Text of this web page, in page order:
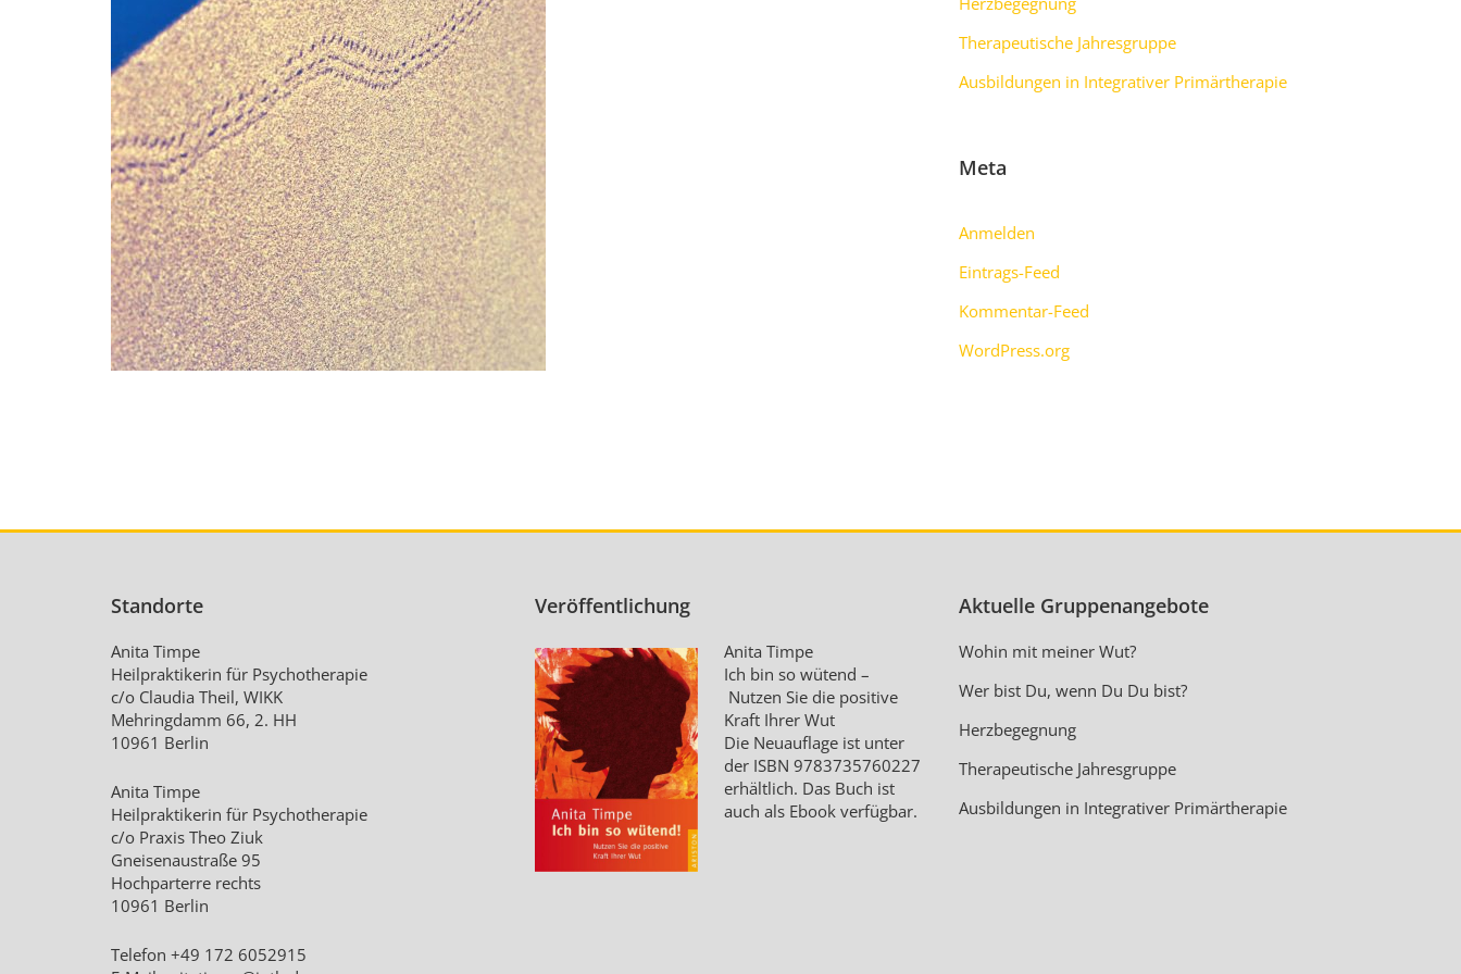
Therapeutische Jahresgruppe
Ausbildungen in Integrativer Primärtherapie
Meta
Anmelden
Eintrags-Feed
Kommentar-Feed
WordPress.org
Standorte
Anita Timpe
Heilpraktikerin für Psychotherapie
c/o Claudia Theil, WIKK
Mehringdamm 66, 2. HH
10961 Berlin
Anita Timpe
Heilpraktikerin für Psychotherapie
c/o Praxis Theo Ziuk
Gneisenaustraße 95
Hochparterre rechts
10961 Berlin
Telefon +49 172 6052915
Veröffentlichung
Anita Timpe
Ich bin so wütend –
Nutzen Sie die positive
Kraft Ihrer Wut
Die Neuauflage ist unter
der ISBN 9783735760227
erhältlich. Das Buch ist
auch als Ebook verfügbar.
Aktuelle Gruppenangebote
Wohin mit meiner Wut?
Wer bist Du, wenn Du Du bist?
Herzbegegnung
Therapeutische Jahresgruppe
Ausbildungen in Integrativer Primärtherapie